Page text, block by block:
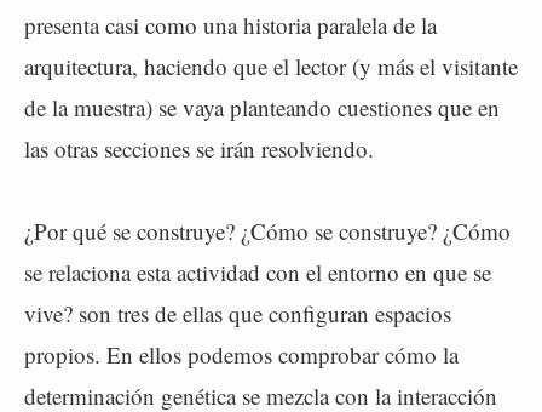
presenta casi como una historia paralela de la
arquitectura, haciendo que el lector (y más el visitante
de la muestra) se vaya planteando cuestiones que en
las otras secciones se irán resolviendo.
¿Por qué se construye? ¿Cómo se construye? ¿Cómo
se relaciona esta actividad con el entorno en que se
vive? son tres de ellas que configuran espacios
propios. En ellos podemos comprobar cómo la
determinación genética se mezcla con la interacción